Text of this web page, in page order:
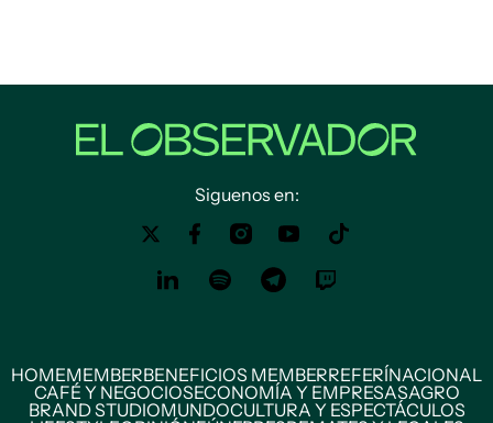
Siguenos en:
HOMEMEMBERBENEFICIOS MEMBERREFERÍNACIONAL
CAFÉ Y NEGOCIOSECONOMÍA Y EMPRESASAGRO
BRAND STUDIOMUNDOCULTURA Y ESPECTÁCULOS